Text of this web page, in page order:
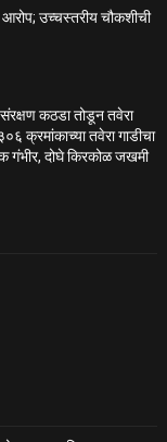
आरोप; उच्चस्तरीय चौकशीची
कठडा तोडून तवेरा
क्रमांकाच्या तवेरा गाडीचा
गंभीर, दोघे किरकोळ जखमी